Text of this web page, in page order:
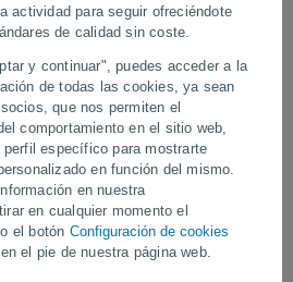
actividad para seguir ofreciéndote
de calidad sin coste.
y continuar", puedes acceder a la
de todas las cookies, ya sean
que nos permiten el
comportamiento en el sitio web,
específico para mostrarte
en función del mismo.
en nuestra
en cualquier momento el
el botón Configuración de cookies
el pie de nuestra página web.
Roma, Italia
a que el tornado recorrió las calles
y Conca d'Oro. El torbellino se
Ayer